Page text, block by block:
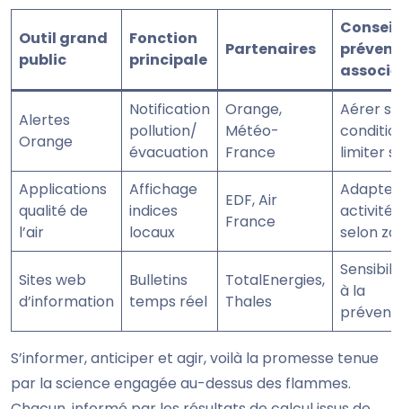
Outil grand
public
Fonction
principale
Partenaires
Conseil
associé
Alertes
Orange
Notification
pollution/
évacuation
Orange,
Météo-
France
Aérer
limiter
Applications
qualité de
l’air
Affichage
indices
locaux
EDF, Air
France
Adapter
activités
selon
Sites web
d’information
Bulletins
temps réel
TotalEnergies,
Thales
à la
S’informer, anticiper et agir, voilà la promesse tenue
par la science engagée au-dessus des flammes.